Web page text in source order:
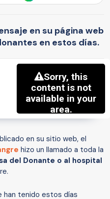
en su página web
en estos días.
en su sitio web, el
hizo un llamado a toda la
del Donante o al hospital
han tenido estos días